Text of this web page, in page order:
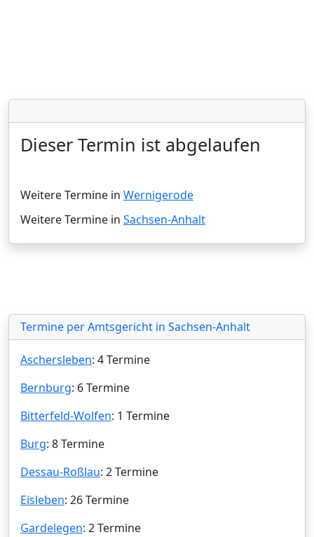
Dieser Termin ist abgelaufen
Weitere Termine in Wernigerode
Weitere Termine in Sachsen-Anhalt
Termine per Amtsgericht in Sachsen-Anhalt
Aschersleben: 4 Termine
Bernburg: 6 Termine
Bitterfeld-Wolfen: 1 Termine
Burg: 8 Termine
Dessau-Roßlau: 2 Termine
Eisleben: 26 Termine
Gardelegen: 2 Termine